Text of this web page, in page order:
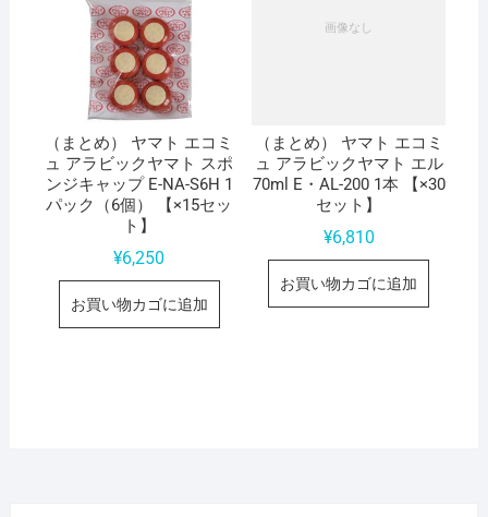
（まとめ） ヤマト エコミ
ュ アラビックヤマト スポ
ンジキャップ E-NA-S6H 1
パック（6個） 【×15セッ
ト】
¥6,250
お買い物カゴに追加
（まとめ） ヤマト エコミ
ュ アラビックヤマト エル
70ml E・AL-200 1本 【×30
セット】
¥6,810
お買い物カゴに追加